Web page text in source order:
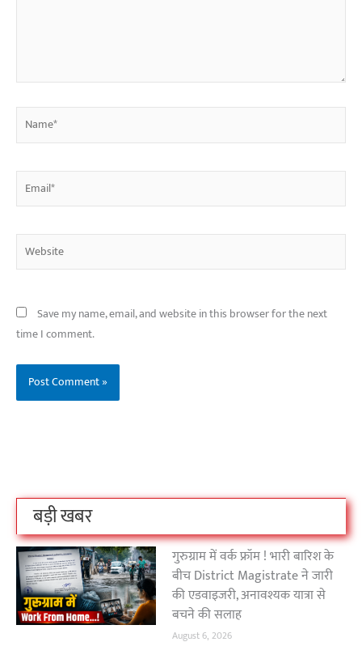
Website
Save my name, email, and website in this browser for the next
time I comment.
बड़ी खबर
गुरुग्राम में वर्क फ्रॉम ! भारी बारिश के
बीच District Magistrate ने जारी
की एडवाइजरी, अनावश्यक यात्रा से
बचने की सलाह
August 6, 2026